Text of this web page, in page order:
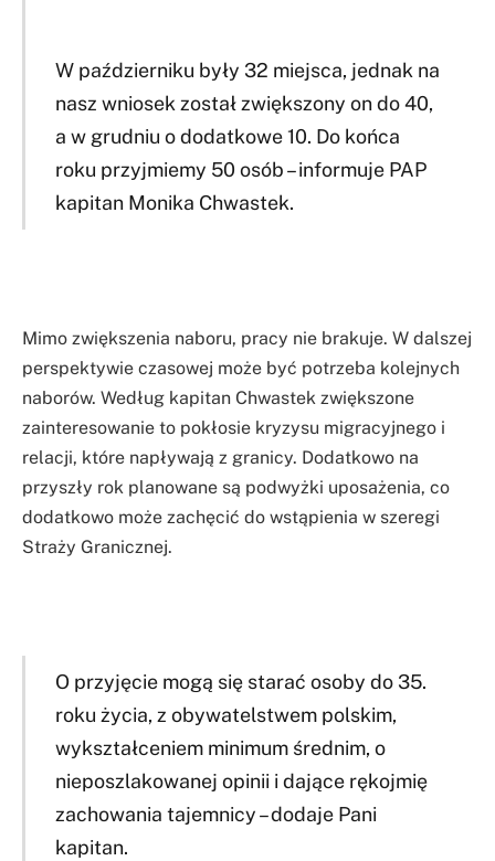
W październiku były 32 miejsca, jednak na
nasz wniosek został zwiększony on do 40,
a w grudniu o dodatkowe 10. Do końca
roku przyjmiemy 50 osób – informuje PAP
kapitan Monika Chwastek.
Mimo zwiększenia naboru, pracy nie brakuje. W dalszej
perspektywie czasowej może być potrzeba kolejnych
naborów. Według kapitan Chwastek zwiększone
zainteresowanie to pokłosie kryzysu migracyjnego i
relacji, które napływają z granicy. Dodatkowo na
przyszły rok planowane są podwyżki uposażenia, co
dodatkowo może zachęcić do wstąpienia w szeregi
Straży Granicznej.
O przyjęcie mogą się starać osoby do 35.
roku życia, z obywatelstwem polskim,
wykształceniem minimum średnim, o
nieposzlakowanej opinii i dające rękojmię
zachowania tajemnicy – dodaje Pani
kapitan.